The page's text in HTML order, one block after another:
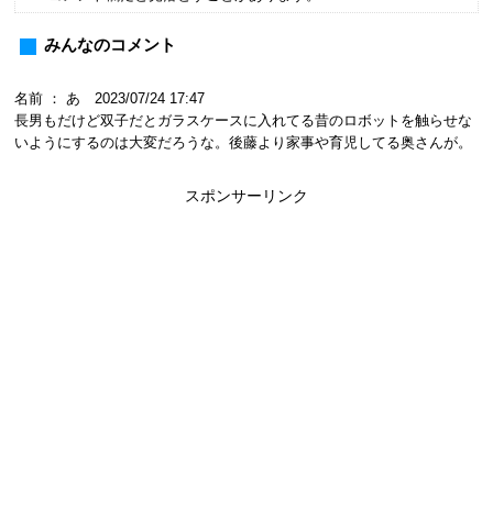
みんなのコメント
名前 ： あ 2023/07/24 17:47
長男もだけど双子だとガラスケースに入れてる昔のロボットを触らせな
いようにするのは大変だろうな。後藤より家事や育児してる奥さんが。
スポンサーリンク